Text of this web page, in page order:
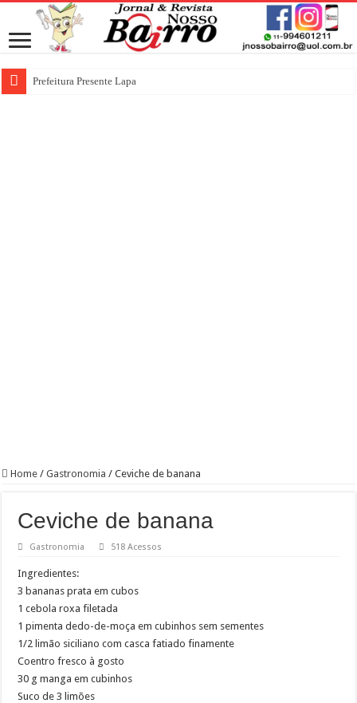
Prefeitura Presente Lapa
Home / Gastronomia / Ceviche de banana
Ceviche de banana
Gastronomia 518 Acessos
Ingredientes:
3 bananas prata em cubos
1 cebola roxa filetada
1 pimenta dedo-de-moça em cubinhos sem sementes
1/2 limão siciliano com casca fatiado finamente
Coentro fresco à gosto
30 g manga em cubinhos
Suco de 3 limões